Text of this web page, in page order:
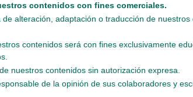
contenidos con fines comerciales.
alteración, adaptación o traducción de nuestros
contenidos será con fines exclusivamente
nuestros contenidos sin autorización expresa.
de la opinión de sus colaboradores y